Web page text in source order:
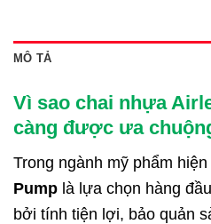
MÔ TẢ
Vì sao chai nhựa
càng được ưa
Trong ngành mỹ phẩm hiện
Pump là lựa chọn hàng
bởi tính tiện lợi, bảo quản